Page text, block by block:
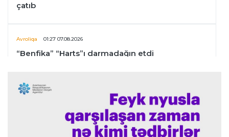
çatıb
Avroliqa 01:27 07.08.2026
“Benfika” “Harts”ı darmadağın etdi
İspaniya L.L.
"Barselona" Mərakeş klubuna qarşı keçirilməsi
planlaşdırılan yoldaşlıq oyununu ləğv etdi